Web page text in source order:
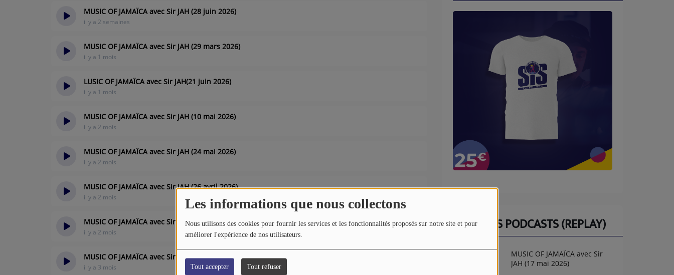
Les informations que nous collectons
Nous utilisons des cookies pour fournir les services et les fonctionnalités proposés sur notre site et pour
améliorer l'expérience de nos utilisateurs.
Tout accepter Tout refuser
MUSIC OF JAMAÏCA avec Sir JAH (28 juin 2026)
il y a 2 semaines
MUSIC OF JAMAÏCA avec Sir JAH (29 mars 2026)
il y a 1 mois
LUSIC OF JAMAÏCA avec Sir JAH(21 juin 2026)
il y a 1 mois
MUSIC OF JAMAÏCA avec Sir JAH (10 mai 2026)
il y a 2 mois
MUSIC OF JAMAÏCA avec Sir JAH (24 mai 2026)
il y a 2 mois
MUSIC OF JAMAÏCA avec Sir JAH (26 avril 2026)
il y a 2 mois
MUSIC OF JAMAÏCA avec Sir JAH (3 mai 2026)
il y a 2 mois
MUSIC OF JAMAÏCA avec Sir Jah (29 mars 2026)
il y a 3 mois
DERNIERS PODCASTS (REPLAY)
MUSIC OF JAMAÏCA avec Sir
JAH (17 mai 2026)